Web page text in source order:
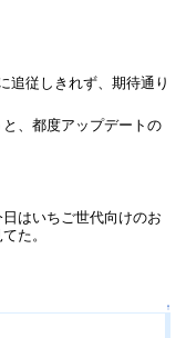
追従しきれず、期待通り
、都度アップデートの
はいちご世代向けのお
た。
↑